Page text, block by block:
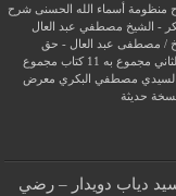
منظومة أسماء الله الحسنى شرح
- الشيخ مصطفي عبد العال
/ مصطفى عبد العال - حق
مجموع به 11 كتاب
مجموع
لسيدي مصطفي البكري معرض
حديثة
دياب دويدار – رضي